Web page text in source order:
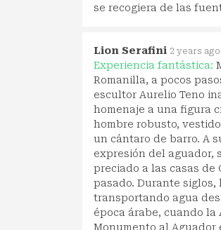
se recogiera de las
Lion Serafini 2 years ago
Experiencia fantástica:
Romanilla, a pocos
escultor Aurelio Teno
homenaje a una figura
hombre robusto,
un cántaro de barro. A
expresión del aguador,
preciado a las casas
pasado. Durante
transportando agua
época árabe, cuando
Monumento al Aguador